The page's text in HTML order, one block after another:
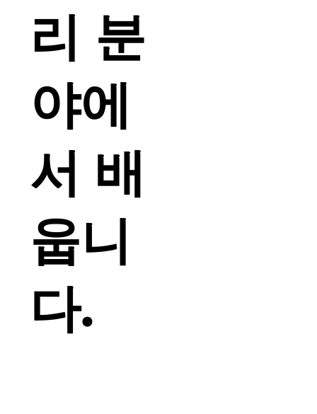
리 분
야에
서 배
웁니
다.